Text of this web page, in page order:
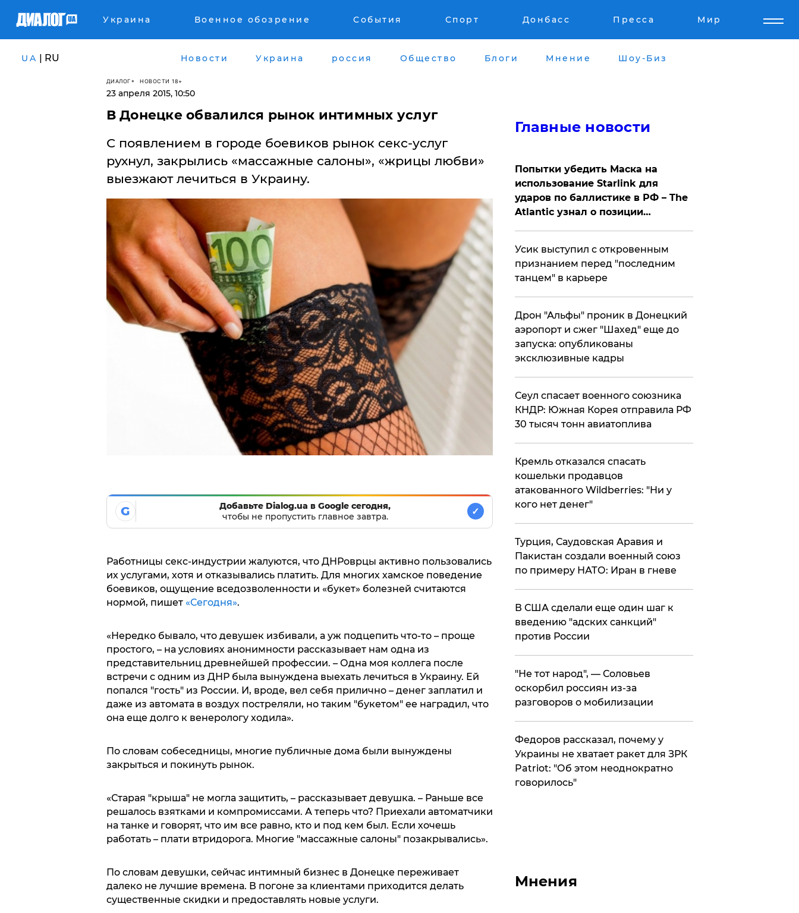
Украина Военное обозрение События Спорт Донбасс Пресса Мир
UA | RU Новости Украина россия Общество Блоги Мнение Шоу-Биз
ДИАЛОГ НОВОСТИ 18+
23 апреля 2015, 10:50
В Донецке обвалился рынок интимных услуг
С появлением в городе боевиков рынок секс-услуг
рухнул, закрылись «массажные салоны», «жрицы любви»
выезжают лечиться в Украину.
G
Добавьте Dialog.ua в Google сегодня,
чтобы не пропустить главное завтра.
✓
Работницы секс-индустрии жалуются, что ДНРоврцы активно пользовались
их услугами, хотя и отказывались платить. Для многих хамское поведение
боевиков, ощущение вседозволенности и «букет» болезней считаются
нормой, пишет «Сегодня».
«Нередко бывало, что девушек избивали, а уж подцепить что-то – проще
простого, – на условиях анонимности рассказывает нам одна из
представительниц древнейшей профессии. – Одна моя коллега после
встречи с одним из ДНР была вынуждена выехать лечиться в Украину. Ей
попался "гость" из России. И, вроде, вел себя прилично – денег заплатил и
даже из автомата в воздух постреляли, но таким "букетом" ее наградил, что
она еще долго к венерологу ходила».
По словам собеседницы, многие публичные дома были вынуждены
закрыться и покинуть рынок.
«Старая "крыша" не могла защитить, – рассказывает девушка. – Раньше все
решалось взятками и компромиссами. А теперь что? Приехали автоматчики
на танке и говорят, что им все равно, кто и под кем был. Если хочешь
работать – плати втридорога. Многие "массажные салоны" позакрывались».
По словам девушки, сейчас интимный бизнес в Донецке переживает
далеко не лучшие времена. В погоне за клиентами приходится делать
существенные скидки и предоставлять новые услуги.
Главные новости
Попытки убедить Маска на
использование Starlink для
ударов по баллистике в РФ – The
Atlantic узнал о позиции
Усик выступил с откровенным
признанием перед "последним
танцем" в карьере
Дрон "Альфы" проник в Донецкий
аэропорт и сжег "Шахед" еще до
запуска: опубликованы
эксклюзивные кадры
​Сеул спасает военного союзника
КНДР: Южная Корея отправила РФ
30 тысяч тонн авиатоплива
Кремль отказался спасать
кошельки продавцов
атакованного Wildberries: "Ни у
кого нет денег"
Турция, Саудовская Аравия и
Пакистан создали военный союз
по примеру НАТО: Иран в гневе
В США сделали еще один шаг к
введению "адских санкций"
против России
​"Не тот народ", — Соловьев
оскорбил россиян из-за
разговоров о мобилизации
Федоров рассказал, почему у
Украины не хватает ракет для ЗРК
Patriot: "Об этом неоднократно
говорилось"
Мнения